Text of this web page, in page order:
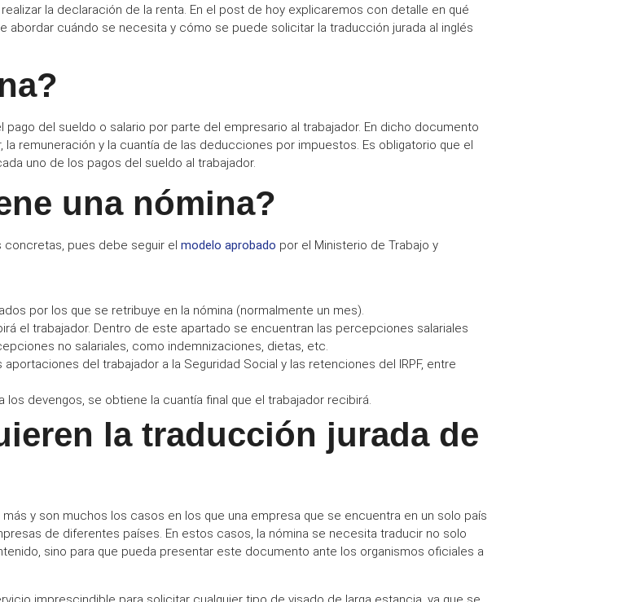
la declaración de la renta. En el post de hoy explicaremos con detalle en qué
abordar cuándo se necesita y cómo se puede solicitar la traducción jurada al inglés
pago del sueldo o salario por parte del empresario al trabajador. En dicho documento
remuneración y la cuantía de las deducciones por impuestos. Es obligatorio que el
uno de los pagos del sueldo al trabajador.
una nómina?
concretas, pues debe seguir el modelo aprobado por el Ministerio de Trabajo y
por los que se retribuye en la nómina (normalmente un mes).
el trabajador. Dentro de este apartado se encuentran las percepciones salariales
no salariales, como indemnizaciones, dietas, etc.
del trabajador a la Seguridad Social y las retenciones del IRPF, entre
devengos, se obtiene la cuantía final que el trabajador recibirá.
la traducción jurada de
y son muchos los casos en los que una empresa que se encuentra en un solo país
de diferentes países. En estos casos, la nómina se necesita traducir no solo
, sino para que pueda presentar este documento ante los organismos oficiales a